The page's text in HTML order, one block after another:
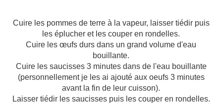
Cuire les pommes de terre à la vapeur, laisser tiédir puis
les éplucher et les couper en rondelles.
Cuire les œufs durs dans un grand volume d'eau
bouillante.
Cuire les saucisses 3 minutes dans de l'eau bouillante
(personnellement je les ai ajouté aux oeufs 3 minutes
avant la fin de leur cuisson).
Laisser tiédir les saucisses puis les couper en rondelles.